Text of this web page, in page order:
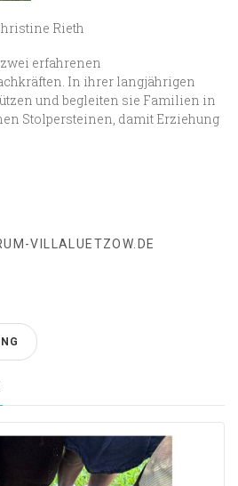
Rieth
erfahrenen
In ihrer langjährigen
und begleiten sie Familien in
Stolpersteinen, damit Erziehung
VILLALUETZOW.DE